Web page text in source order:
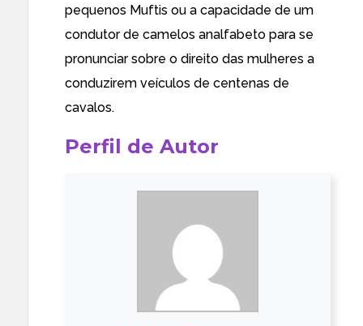
pequenos Muftis ou a capacidade de um
condutor de camelos analfabeto para se
pronunciar sobre o direito das mulheres a
conduzirem veículos de centenas de
cavalos.
Perfil de Autor